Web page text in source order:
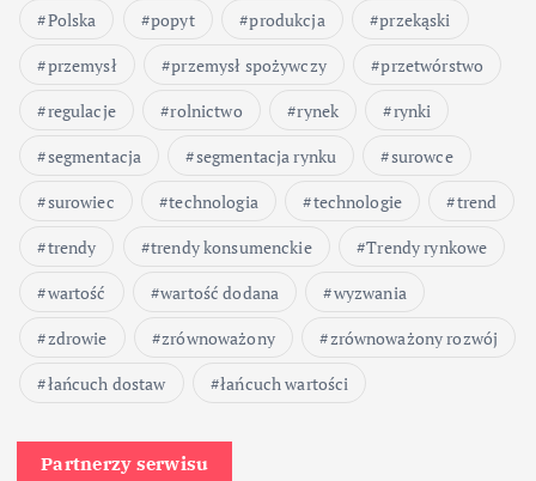
Polska
popyt produkcja
przekąski
przemysł
przemysł spożywczy
przetwórstwo
regulacje
rolnictwo rynek
rynki
segmentacja
segmentacja rynku
surowce
surowiec
technologia technologie
trend
trendy
trendy konsumenckie
Trendy rynkowe
wartość
wartość dodana
wyzwania
zdrowie
zrównoważony
zrównoważony rozwój
łańcuch dostaw
łańcuch wartości
Partnerzy serwisu